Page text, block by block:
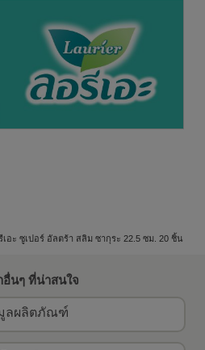
เอะ ซูเปอร์ อัลตร้า สลิม ซากุระ 22.5 ซม. 20 ชิ้น
อื่นๆ ที่น่าสนใจ
ลผลิตภัณฑ์